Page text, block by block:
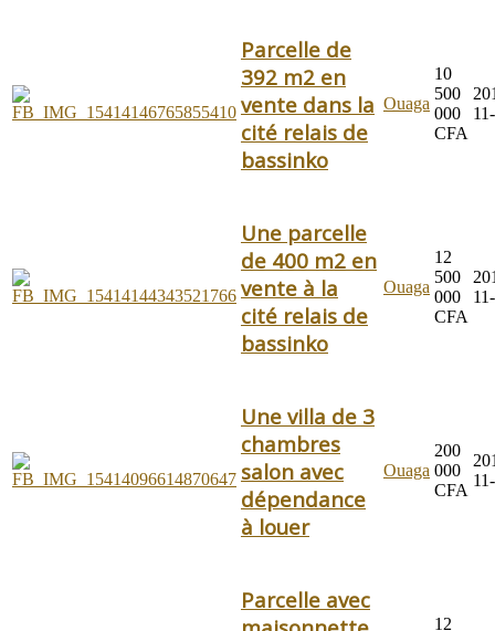
Parcelle de
392 m2 en
vente dans la
cité relais de
bassinko
Ouaga
10
500
000
CFA
Une parcelle
de 400 m2 en
vente à la
cité relais de
bassinko
Ouaga
12
500
000
CFA
Une villa de 3
chambres
salon avec
dépendance
à louer
Ouaga
200
000
CFA
Parcelle avec
12